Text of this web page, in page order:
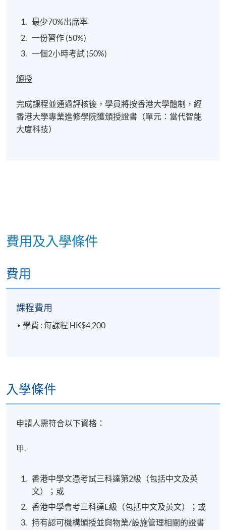
最少70%出席率
一份習作 (50%)
一個2小時考試 (50%)
頒授
完成課程並通過評核後，學員將按香港大學體制，經
香港大學專業進修學院獲頒授證書（單元：當代智能
大廈科技）
費用及入學條件
費用
課程費用
學費 : 每課程 HK$4,200
入學條件
申請人需符合以下資格：
甲.
香港中學文憑考試三科達第2級（包括中文及英
文）；或
香港中學會考三科達E級（包括中文及英文）；或
持有認可機構頒授並與物業/設施管理相關的證書